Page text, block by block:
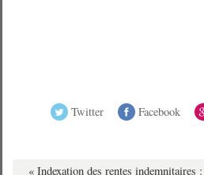
Twitter
Facebook
« Indexation des rentes indemnitaires